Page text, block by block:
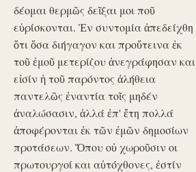
δέομαι θερμῶς δεῖξαι μοι ποῦ
εὑρίσκονται. Ἐν συντομία ἀπεδείχθη
ὅτι ὅσα διήγαγον και προὔτεινα ἐκ
τοῦ ἐμοῦ μετερίζου ἀνεγράφησαν και
εἰσίν ἡ τοῦ παρόντος ἀλήθεια
παντελῶς ἐναντία τοῖς μηδέν
ἀναλώσασιν, ἀλλά ἐπ' ἔτη πολλά
ἀποφέρονται ἐκ τῶν ἐμῶν δημοσίων
προτάσεων. Ὅπου οὐ χωροῦσιν οι
πρωτουργοί και αὐτόχθονες, ἐστίν